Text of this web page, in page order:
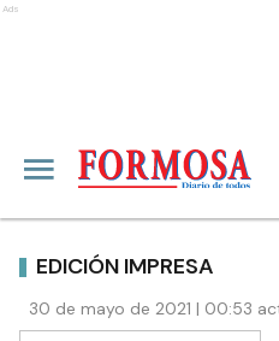
Ads
EDICIÓN IMPRESA
30 de mayo de 2021 | 00:53